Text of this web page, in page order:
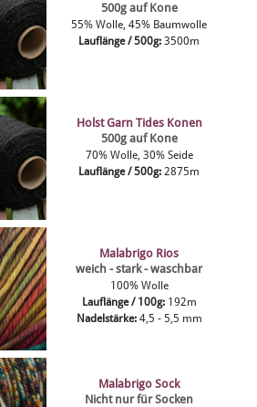
500g auf Kone
55% Wolle, 45% Baumwolle
Lauflänge / 500g:3500m
Holst Garn Tides Konen
500g auf Kone
70% Wolle, 30% Seide
Lauflänge / 500g:2875m
Malabrigo Rios
weich - stark - waschbar
100% Wolle
Lauflänge / 100g: 192m
Nadelstärke: 4,5 - 5,5 mm
Malabrigo Sock
Nicht nur für Socken